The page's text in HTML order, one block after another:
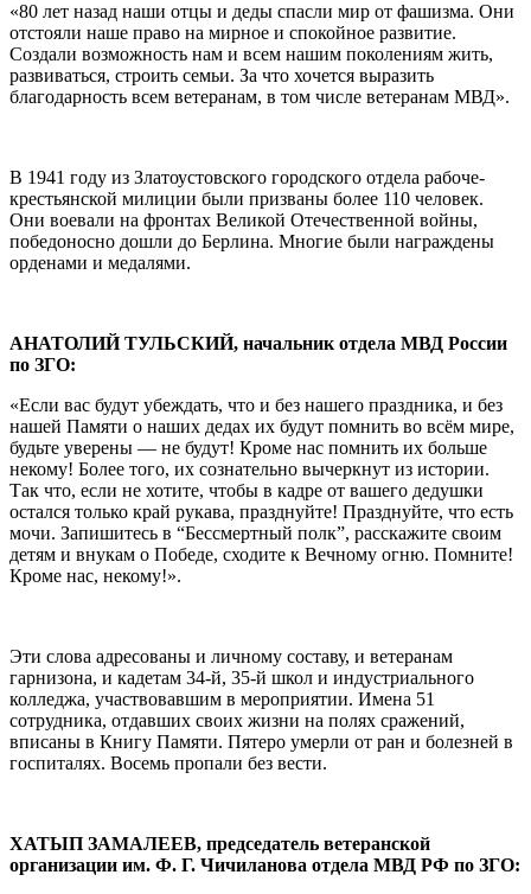
«80 лет назад наши отцы и деды спасли мир от фашизма. Они
отстояли наше право на мирное и спокойное развитие.
Создали возможность нам и всем нашим поколениям жить,
развиваться, строить семьи. За что хочется выразить
благодарность всем ветеранам, в том числе ветеранам МВД».
В 1941 году из Златоустовского городского отдела рабоче-
крестьянской милиции были призваны более 110 человек.
Они воевали на фронтах Великой Отечественной войны,
победоносно дошли до Берлина. Многие были награждены
орденами и медалями.
АНАТОЛИЙ ТУЛЬСКИЙ, начальник отдела МВД России
по ЗГО:
«Если вас будут убеждать, что и без нашего праздника, и без
нашей Памяти о наших дедах их будут помнить во всём мире,
будьте уверены — не будут! Кроме нас помнить их больше
некому! Более того, их сознательно вычеркнут из истории.
Так что, если не хотите, чтобы в кадре от вашего дедушки
остался только край рукава, празднуйте! Празднуйте, что есть
мочи. Запишитесь в “Бессмертный полк”, расскажите своим
детям и внукам о Победе, сходите к Вечному огню. Помните!
Кроме нас, некому!».
Эти слова адресованы и личному составу, и ветеранам
гарнизона, и кадетам 34-й, 35-й школ и индустриального
колледжа, участвовавшим в мероприятии. Имена 51
сотрудника, отдавших своих жизни на полях сражений,
вписаны в Книгу Памяти. Пятеро умерли от ран и болезней в
госпиталях. Восемь пропали без вести.
ХАТЫП ЗАМАЛЕЕВ, председатель ветеранской
организации им. Ф. Г. Чичиланова отдела МВД РФ по ЗГО: